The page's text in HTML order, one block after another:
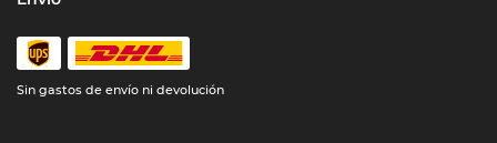
Sin gastos de envío ni devolución